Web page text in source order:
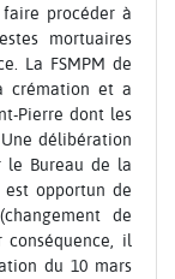
faire procéder à
mortuaires
La FSMPM de
crémation et a
Pierre dont les
délibération
le Bureau de la
est opportun de
de
conséquence, il
du 10 mars